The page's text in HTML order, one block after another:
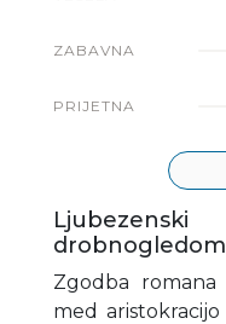
ZABAVNA
PRIJETNA
Zgodba
med